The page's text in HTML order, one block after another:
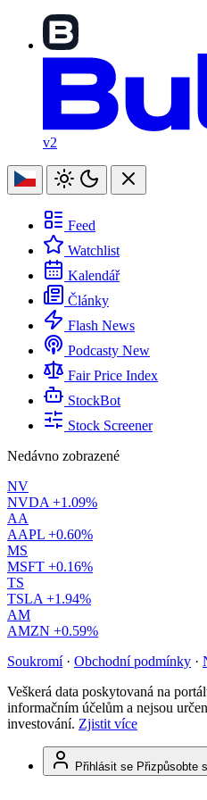
v2
Feed
Watchlist
Kalendář
Články
Flash News
Podcasty New
Fair Price Index
StockBot
Stock Screener
Nedávno zobrazené
NV
NVDA +1.09%
AA
AAPL +0.60%
MS
MSFT +0.16%
TS
TSLA +1.94%
AM
AMZN +0.59%
Soukromí · Obchodní podmínky ·
Veškerá data poskytovaná na
informačním účelům a nejsou
investování. Zjistit více
Přihlásit se Přizpůsobte